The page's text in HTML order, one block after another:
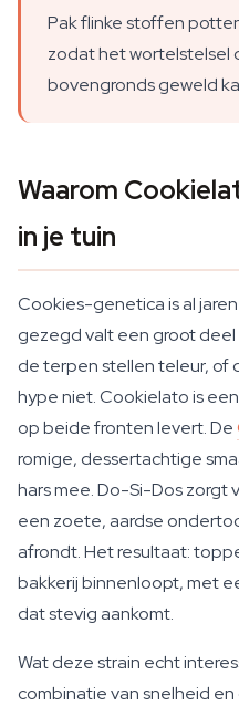
Pak flinke stoffen
zodat het wortelstelsel
bovengronds geweld
Waarom
in je tuin
Cookies-genetica is al
gezegd valt een groot
de terpen stellen teleur, of
hype niet. Cookielato is
op beide fronten levert. De
romige, dessertachtige
hars mee. Do-Si-Dos zorgt
een zoete, aardse
afrondt. Het resultaat:
bakkerij binnenloopt, met
dat stevig aankomt.
Wat deze strain echt
combinatie van snelheid